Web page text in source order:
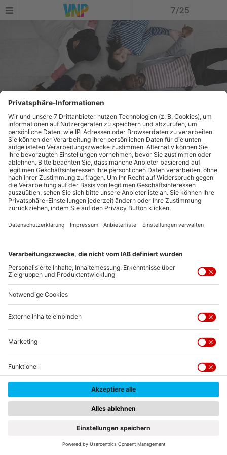
7/25
EINWOHNER
Eine Stadt voller
Herz und Vielfalt
In Erlangen waren laut Einwohnermelderegister am 30.
Hauptwohnsitz gemeldet,
darunter 29.848 Ausländer (24,9%). Die Ausländer
stammen aus 145 Nationen. Eine besondere Stellung
nimmt dabei die indische Community ein.
Die Einwohner von Erlangen zeichnen sich durch ihre
Vielfalt und Offenheit aus. Erlangen ist bekannt für seine
hohe Lebensqualität und eine starke Gemeinschaft. Die
Stadt beherbergt eine Mischung aus Alteingesessenen
und Zugezogenen, was zu einer lebendigen und
Universität verbunden, sei es als Studenten, Dozenten
oder Forscher, was der Stadt einen dynamischen und
akademischen Charakter verleiht. Darüber hinaus ist
Erlangen Heimat zahlreicher Angestellter internationaler
Unternehmen, insbesondere aus der Medizintechnik und
IT-Branche, die das wirtschaftliche Rückgrat der Stadt